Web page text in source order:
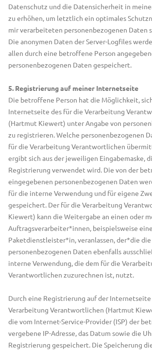
Datenschutz und die Datensicherheit in
zu erhöhen, um letztlich ein optimales
mir verarbeiteten personenbezogenen Daten
Die anonymen Daten der Server-Logfiles
allen durch eine betroffene Person
personenbezogenen Daten gespeichert.
5. Registrierung auf meiner Internetseite
Die betroffene Person hat die Möglichkeit,
Internetseite des für die Verarbeitung
(Hartmut Kiewert) unter Angabe von
zu registrieren. Welche personenbezogenen
für die Verarbeitung Verantwortlichen
ergibt sich aus der jeweiligen Eingabemaske,
Registrierung verwendet wird. Die von der
eingegebenen personenbezogenen Daten
für die interne Verwendung und für eigene
gespeichert. Der für die Verarbeitung
Kiewert) kann die Weitergabe an einen oder
Auftragsverarbeiter*innen, beispielsweise
Paketdienstleister*in, veranlassen, der*die die
personenbezogenen Daten ebenfalls
interne Verwendung, die dem für die
Verantwortlichen zuzurechnen ist, nutzt.
Durch eine Registrierung auf der Internetseite
Verarbeitung Verantwortlichen (Hartmut
die vom Internet-Service-Provider (ISP) der
vergebene IP-Adresse, das Datum sowie die
Registrierung gespeichert. Die Speicherung